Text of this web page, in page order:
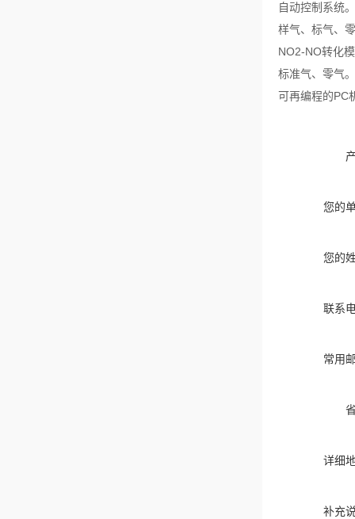
自动控制系统。
样气、标气、
NO2-NO转化
标准气、零气。
可再编程的PC
您的
您的
联系
常用
详细
补充